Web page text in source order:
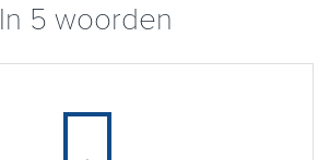
In 5 woorden